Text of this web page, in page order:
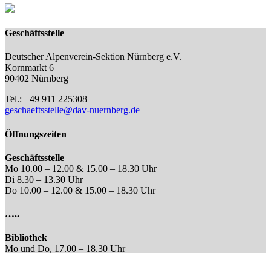
Geschäftsstelle
Deutscher Alpenverein-Sektion Nürnberg e.V.
Kornmarkt 6
90402 Nürnberg
Tel.: +49 911 225308
geschaeftsstelle@dav-nuernberg.de
Öffnungszeiten
Geschäftsstelle
Mo 10.00 – 12.00 & 15.00 – 18.30 Uhr
Di 8.30 – 13.30 Uhr
Do 10.00 – 12.00 & 15.00 – 18.30 Uhr
…..
Bibliothek
Mo und Do, 17.00 – 18.30 Uhr